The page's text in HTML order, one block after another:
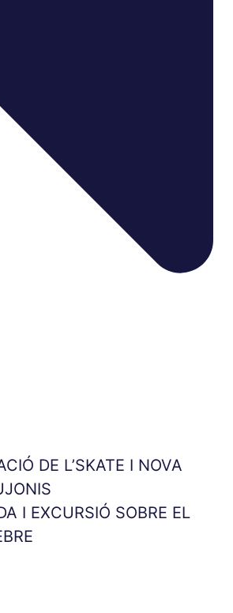
DE L’SKATE I NOVA
I EXCURSIÓ SOBRE EL